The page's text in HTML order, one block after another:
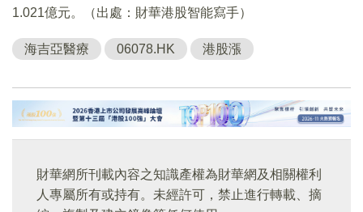
1.021億元。（出處：財華港股智能寫手）
海吉亞醫療 06078.HK 港股漲
財華網所刊載內容之知識產權為財華網及相關權利
人專屬所有或持有。未經許可，禁止進行轉載、摘